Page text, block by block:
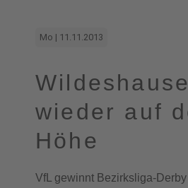
Mo | 11.11.2013
wieder auf
Höhe
VfL gewinnt Bezirksliga-